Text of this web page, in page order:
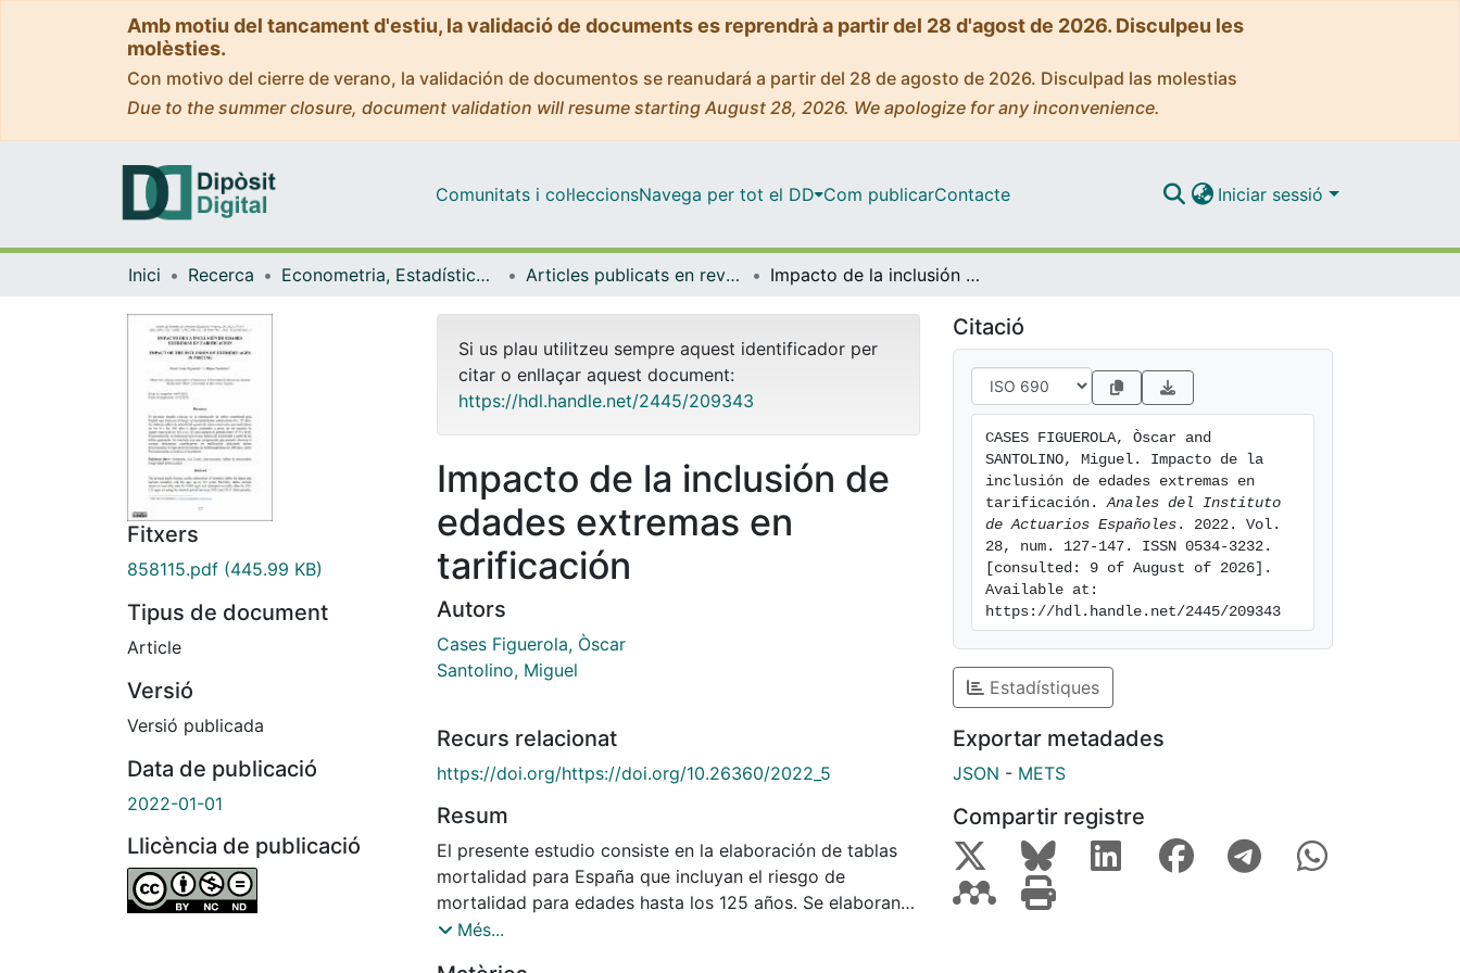
Amb motiu del tancament d'estiu, la validació de documents es reprendrà a partir del 28 d'agost de 2026. Disculpeu les
molèsties.
Con motivo del cierre de verano, la validación de documentos se reanudará a partir del 28 de agosto de 2026. Disculpad las molestias
Due to the summer closure, document validation will resume starting August 28, 2026. We apologize for any inconvenience.
Comunitats i col·leccionsNavega per tot el DD Com publicarContacte Iniciar sessió
Inici Recerca Econometria, Estadística i Economia Aplicada Articles publicats en revistes (Econometria, Estadística i Economia Aplicada) Impacto de la inclusión de edades extremas en tarificación
Fitxers
858115.pdf (445.99 KB)
Tipus de document
Article
Versió
Versió publicada
Data de publicació
2022-01-01
Llicència de publicació
Si us plau utilitzeu sempre aquest identificador per
citar o enllaçar aquest document:
https://hdl.handle.net/2445/209343
Impacto de la inclusión de
edades extremas en
tarificación
Autors
Cases Figuerola, Òscar
Santolino, Miguel
Recurs relacionat
https://doi.org/https://doi.org/10.26360/2022_5
Resum
El presente estudio consiste en la elaboración de tablas
mortalidad para España que incluyan el riesgo de
mortalidad para edades hasta los 125 años. Se elaboran
tablas de mortalidad a partir de datos observados para
Més...
Citació
CASES FIGUEROLA, Òscar and
SANTOLINO, Miguel. Impacto de la
inclusión de edades extremas en
tarificación. Anales del Instituto
de Actuarios Españoles . 2022. Vol.
28, num. 127-147. ISSN 0534-3232.
[consulted: 9 of August of 2026].
Available at:
https://hdl.handle.net/2445/209343
Estadístiques
Exportar metadades
JSON - METS
Compartir registre